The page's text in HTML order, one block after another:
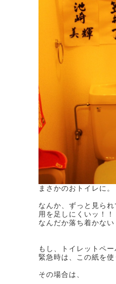
まさかのおトイレに。
なんか、ずっと見ら
用を足しにくいッ！！
なんだか落ち着かな
もし、トイレットペ
緊急時は、この紙を
その場合は、